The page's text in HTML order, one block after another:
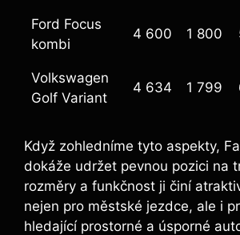
Ford Focus
kombi
4 600 1 800
Volkswagen
Golf Variant
4 634 1 799
Když zohledníme tyto aspekty,
dokáže udržet pevnou pozici na
rozměry a funkčnost ji činí
nejen pro městské jezdce, ale i
hledající prostorné a úsporné